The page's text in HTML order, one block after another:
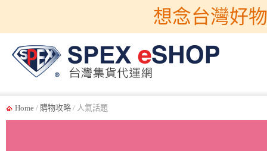
想念台灣好
Home / 購物攻略 / 人氣話題